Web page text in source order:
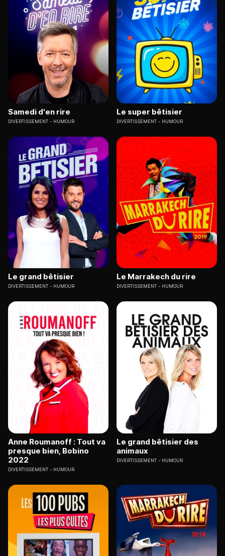
Samedi d'en rire
DIVERTISSEMENT HUMOUR
Le super bêtisier
DIVERTISSEMENT HUMOUR
Le grand bêtisier
DIVERTISSEMENT HUMOUR
Le Marrakech du rire
DIVERTISSEMENT HUMOUR
Anne Roumanoff : Tout va
presque bien, Bobino
2022
DIVERTISSEMENT HUMOUR
Le grand bêtisier des
animaux
DIVERTISSEMENT HUMOUR